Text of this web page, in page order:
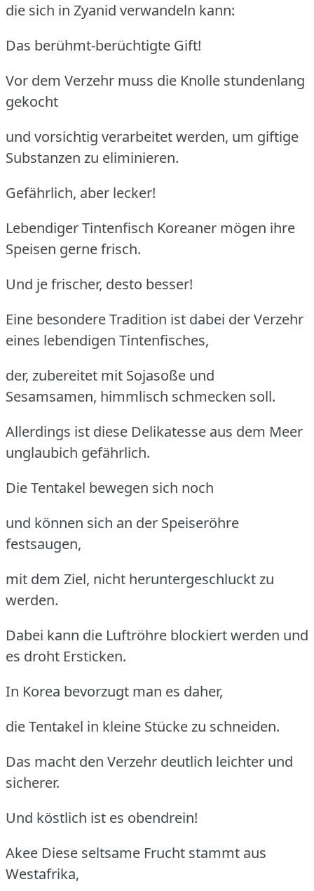
die sich in Zyanid verwandeln kann:
Das berühmt-berüchtigte Gift!
Vor dem Verzehr muss die Knolle stundenlang
gekocht
und vorsichtig verarbeitet werden, um giftige
Substanzen zu eliminieren.
Gefährlich, aber lecker!
Lebendiger Tintenfisch Koreaner mögen ihre
Speisen gerne frisch.
Und je frischer, desto besser!
Eine besondere Tradition ist dabei der Verzehr
eines lebendigen Tintenfisches,
der, zubereitet mit Sojasoße und
Sesamsamen, himmlisch schmecken soll.
Allerdings ist diese Delikatesse aus dem Meer
unglaubich gefährlich.
Die Tentakel bewegen sich noch
und können sich an der Speiseröhre
festsaugen,
mit dem Ziel, nicht heruntergeschluckt zu
werden.
Dabei kann die Luftröhre blockiert werden und
es droht Ersticken.
In Korea bevorzugt man es daher,
die Tentakel in kleine Stücke zu schneiden.
Das macht den Verzehr deutlich leichter und
sicherer.
Und köstlich ist es obendrein!
Akee Diese seltsame Frucht stammt aus
Westafrika,